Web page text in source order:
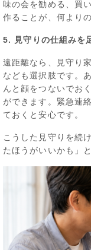
味の会を勧める、買
作ることが、何より
5. 見守りの仕組みを
遠距離なら、見守り
なども選択肢です。
んと顔をつないでお
ができます。緊急連
ておくと安心です。
こうした見守りを続
たほうがいいかも」